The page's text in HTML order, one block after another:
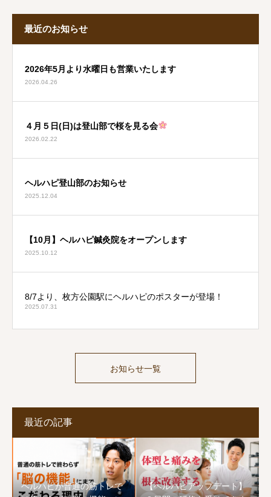
最近のお知らせ
2026年5月より水曜日も営業いたします
2026.04.26
４月５日(日)は登山部で桜を見る会
2026.02.22
ヘルハピ登山部のお知らせ
2025.12.04
【10月】ヘルハピ鍼灸院をオープンします
2025.10.12
8/7より、枚方公園駅にヘルハピのポスターが登場！
2025.07.31
お知らせ一覧
最近の記事
ヘルハピが普通の筋トレで
【ヘルハピアップデート】